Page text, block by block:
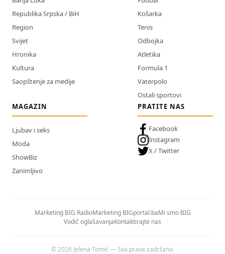
Republika Srpska / BiH
Region
Svijet
Hronika
Kultura
Saopštenje za medije
Košarka
Tenis
Odbojka
Atletika
Formula 1
Vaterpolo
Ostali sportovi
MAGAZIN
Ljubav i seks
Moda
ShowBiz
Zanimljivo
PRATITE NAS
Facebook
Instagram
X / Twitter
Marketing BIG RadioMarketing BIGportal.baMi smo BIG
Vodič oglašavanjaKontaktirajte nas
© 2026 Jelena Tomić — Sva prava zadržana.